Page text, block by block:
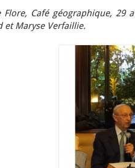
Flore, Café géographique,
et Maryse Verfaillie.